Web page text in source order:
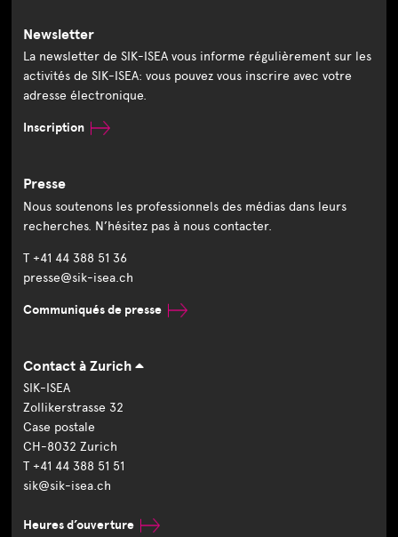
Newsletter
La newsletter de SIK-ISEA vous informe régulièrement sur les
activités de SIK-ISEA: vous pouvez vous inscrire avec votre
adresse électronique.
Inscription
Presse
Nous soutenons les professionnels des médias dans leurs
recherches. N’hésitez pas à nous contacter.
T +41 44 388 51 36
presse@sik-isea.ch
Communiqués de presse
Contact à Zurich
SIK-ISEA
Zollikerstrasse 32
Case postale
CH-8032 Zurich
T +41 44 388 51 51
sik@sik-isea.ch
Heures d’ouverture